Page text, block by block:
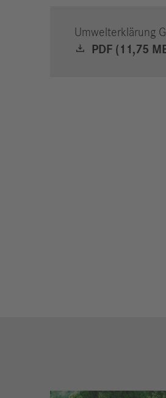
Umwelterklärung
PDF (11,75